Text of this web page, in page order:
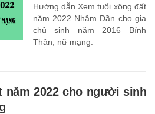
Hướng dẫn Xem tuổi xông đất
năm 2022 Nhâm Dần cho gia
chủ sinh năm 2016 Bính
Thân, nữ mạng.
năm 2022 cho người sinh